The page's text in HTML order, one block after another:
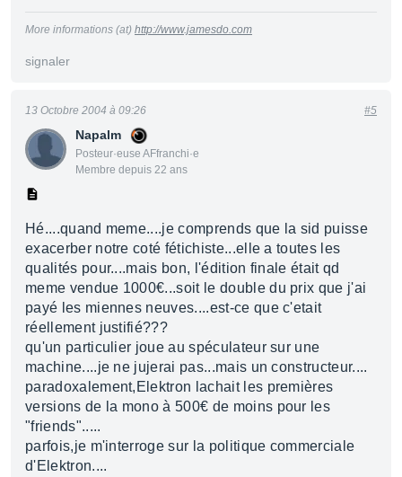
More informations (at) http://www.jamesdo.com
signaler
Napalm
Posteur·euse AFfranchi·e
Membre depuis 22 ans
13 Octobre 2004 à 09:26 #5
Hé....quand meme....je comprends que la sid puisse
exacerber notre coté fétichiste...elle a toutes les
qualités pour....mais bon, l'édition finale était qd
meme vendue 1000€...soit le double du prix que j'ai
payé les miennes neuves....est-ce que c'etait
réellement justifié???
qu'un particulier joue au spéculateur sur une
machine....je ne jujerai pas...mais un constructeur....
paradoxalement,Elektron lachait les premières
versions de la mono à 500€ de moins pour les
"friends".....
parfois,je m'interroge sur la politique commerciale
d'Elektron....